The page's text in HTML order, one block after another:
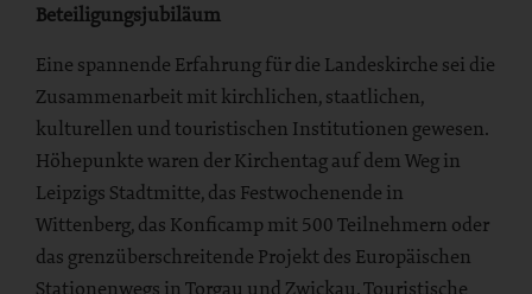
Beteiligungsjubiläum
Eine spannende Erfahrung für die Landeskirche sei die
Zusammenarbeit mit kirchlichen, staatlichen,
kulturellen und touristischen Institutionen gewesen.
Höhepunkte waren der Kirchentag auf dem Weg in
Leipzigs Stadtmitte, das Festwochenende in
Wittenberg, das Konficamp mit 500 Teilnehmern oder
das grenzüberschreitende Projekt des Europäischen
Stationenwegs in Torgau und Zwickau. Touristische